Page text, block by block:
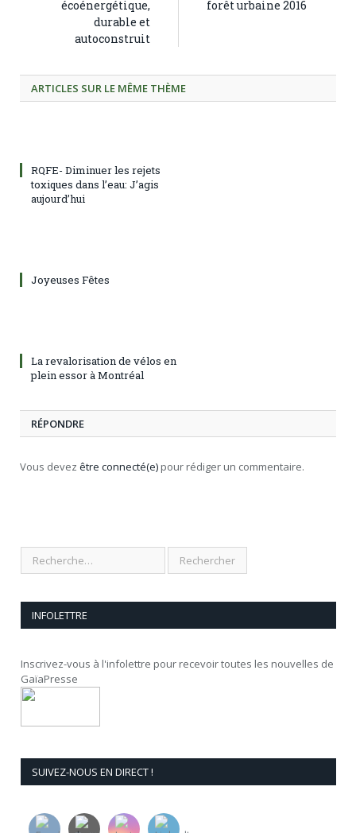
écoénergétique,
durable et
autoconstruit
forêt urbaine 2016
ARTICLES SUR LE MÊME THÈME
RQFE- Diminuer les rejets
toxiques dans l’eau: J’agis
aujourd’hui
Joyeuses Fêtes
La revalorisation de vélos en
plein essor à Montréal
RÉPONDRE
Vous devez être connecté(e) pour rédiger un commentaire.
INFOLETTRE
Inscrivez-vous à l'infolettre pour recevoir toutes les nouvelles de
GaïaPresse
SUIVEZ-NOUS EN DIRECT !